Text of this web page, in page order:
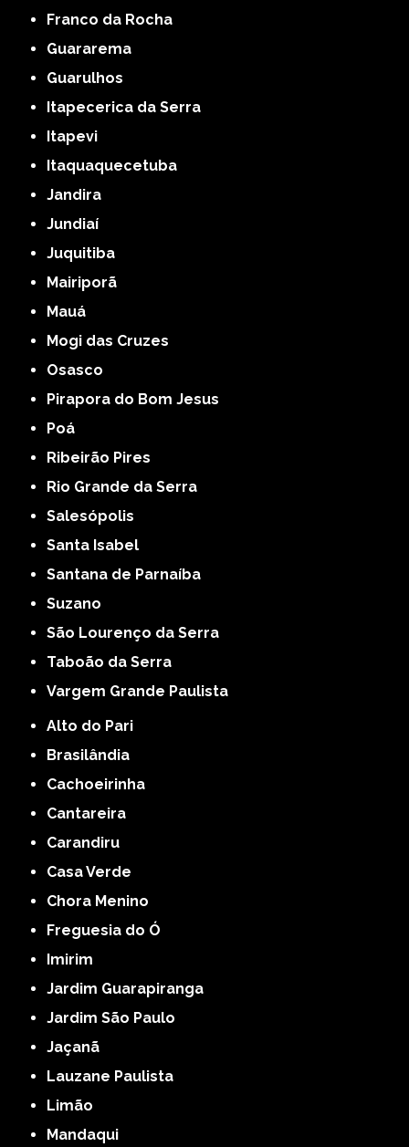
Franco da Rocha
Guararema
Guarulhos
Itapecerica da Serra
Itapevi
Itaquaquecetuba
Jandira
Jundiaí
Juquitiba
Mairiporã
Mauá
Mogi das Cruzes
Osasco
Pirapora do Bom Jesus
Poá
Ribeirão Pires
Rio Grande da Serra
Salesópolis
Santa Isabel
Santana de Parnaíba
Suzano
São Lourenço da Serra
Taboão da Serra
Vargem Grande Paulista
Alto do Pari
Brasilândia
Cachoeirinha
Cantareira
Carandiru
Casa Verde
Chora Menino
Freguesia do Ó
Imirim
Jardim Guarapiranga
Jardim São Paulo
Jaçanã
Lauzane Paulista
Limão
Mandaqui